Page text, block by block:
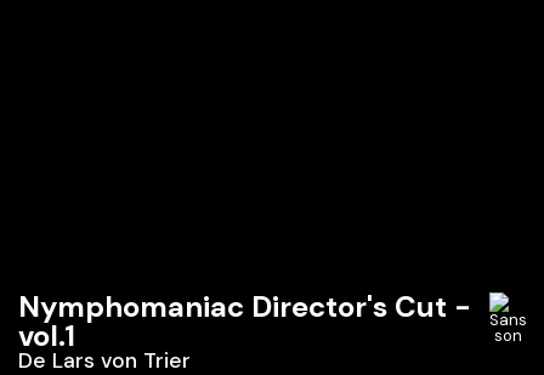
Nymphomaniac Director's Cut -
vol.1
De Lars von Trier